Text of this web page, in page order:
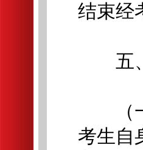
结束经
五、
（一
考生自